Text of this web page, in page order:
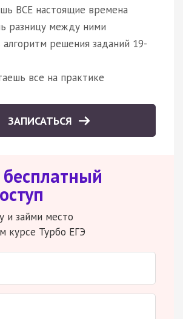
ВСЕ настоящие времена
разницу между ними
алгоритм решения заданий 19-
все на практике
ЗАПИСАТЬСЯ
и займи место
курсе Турбо ЕГЭ